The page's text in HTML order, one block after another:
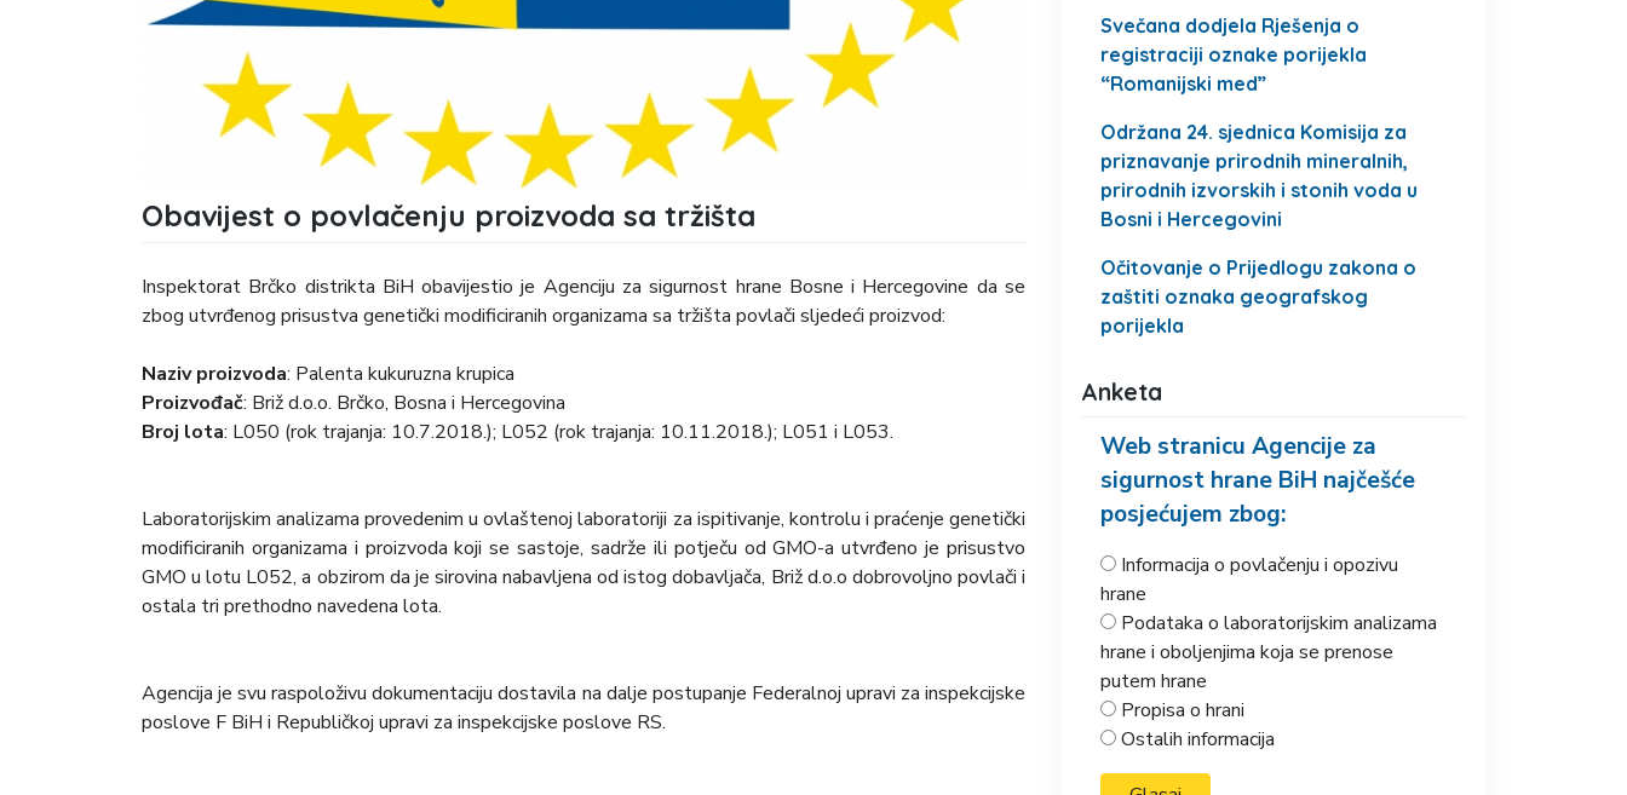
Obavijest o povlačenju proizvoda sa tržišta
Inspektorat Brčko distrikta BiH obavijestio je Agenciju za sigurnost hrane Bosne i Hercegovine da se
zbog utvrđenog prisustva genetički modificiranih organizama sa tržišta povlači sljedeći proizvod:
Naziv proizvoda: Palenta kukuruzna krupica
Proizvođač: Briž d.o.o. Brčko, Bosna i Hercegovina
Broj lota: L050 (rok trajanja: 10.7.2018.); L052 (rok trajanja: 10.11.2018.); L051 i L053.
Laboratorijskim analizama provedenim u ovlaštenoj laboratoriji za ispitivanje, kontrolu i praćenje genetički
modificiranih organizama i proizvoda koji se sastoje, sadrže ili potječu od GMO-a utvrđeno je prisustvo
GMO u lotu L052, a obzirom da je sirovina nabavljena od istog dobavljača, Briž d.o.o dobrovoljno povlači i
ostala tri prethodno navedena lota.
Agencija je svu raspoloživu dokumentaciju dostavila na dalje postupanje Federalnoj upravi za inspekcijske
poslove F BiH i Republičkoj upravi za inspekcijske poslove RS.
Svečana dodjela Rješenja o
registraciji oznake porijekla
“Romanijski med”
Održana 24. sjednica Komisija za
priznavanje prirodnih mineralnih,
prirodnih izvorskih i stonih voda u
Bosni i Hercegovini
Očitovanje o Prijedlogu zakona o
zaštiti oznaka geografskog
porijekla
Anketa
Web stranicu Agencije za
sigurnost hrane BiH najčešće
posjećujem zbog:
Informacija o povlačenju i opozivu
hrane
Podataka o laboratorijskim analizama
hrane i oboljenjima koja se prenose
putem hrane
Propisa o hrani
Ostalih informacija